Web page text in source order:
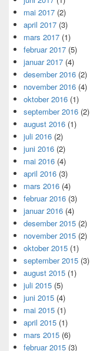
mai 2017 (2)
april 2017 (3)
mars 2017 (1)
februar 2017 (5)
januar 2017 (4)
desember 2016 (2)
november 2016 (4)
oktober 2016 (1)
september 2016 (2)
august 2016 (1)
juli 2016 (2)
juni 2016 (2)
mai 2016 (4)
april 2016 (3)
mars 2016 (4)
februar 2016 (3)
januar 2016 (4)
desember 2015 (2)
november 2015 (2)
oktober 2015 (1)
september 2015 (3)
august 2015 (1)
juli 2015 (5)
juni 2015 (4)
mai 2015 (1)
april 2015 (1)
mars 2015 (6)
februar 2015 (3)